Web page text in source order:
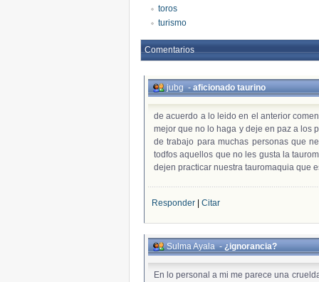
toros
turismo
Comentarios
jubg-aficionado taurino
de acuerdo a lo leido en el anterior
mejor que no lo haga y deje en paz a los
de trabajo para muchas personas que
todfos aquellos que no les gusta la
dejen practicar nuestra tauromaquia que
Responder Citar
Sulma Ayala-¿ignorancia?
En lo personal a mi me parece una